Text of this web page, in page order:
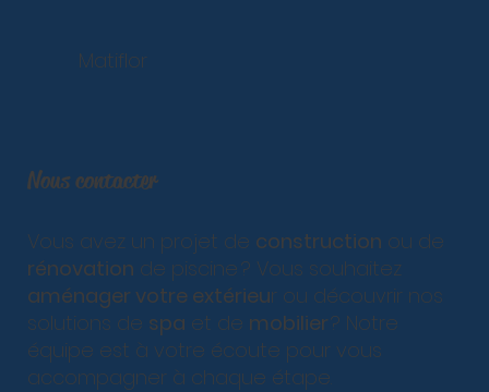
Matiflor
Nous contacter
Vous avez un projet de construction ou de
rénovation de piscine ? Vous souhaitez
aménager votre extérieur ou découvrir nos
solutions de spa et de mobilier? Notre
équipe est à votre écoute pour vous
accompagner à chaque étape.